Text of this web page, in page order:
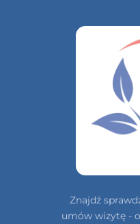
Znajdź
umów wizytę -